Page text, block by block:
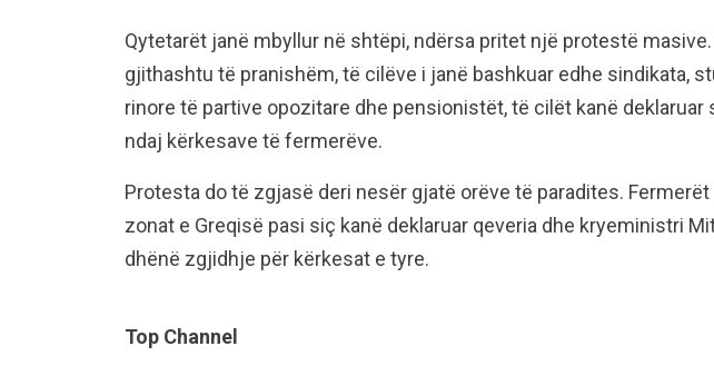
Qytetarët janë mbyllur në shtëpi, ndërsa pritet një protestë
gjithashtu të pranishëm, të cilëve i janë bashkuar edhe sindikata,
rinore të partive opozitare dhe pensionistët, të cilët kanë deklaruar
ndaj kërkesave të fermerëve.
Protesta do të zgjasë deri nesër gjatë orëve të paradites.
zonat e Greqisë pasi siç kanë deklaruar qeveria dhe kryeministri
dhënë zgjidhje për kërkesat e tyre.
Top Channel